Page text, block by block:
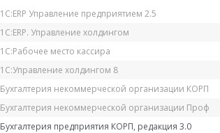
1С:ERP Управление предприятием 2.5
1С:ERP. Управление холдингом
1С:Рабочее место кассира
1С:Управление холдингом 8
Бухгалтерия некоммерческой организации КОРП
Бухгалтерия некоммерческой организации Проф
Бухгалтерия предприятия КОРП, редакция 3.0